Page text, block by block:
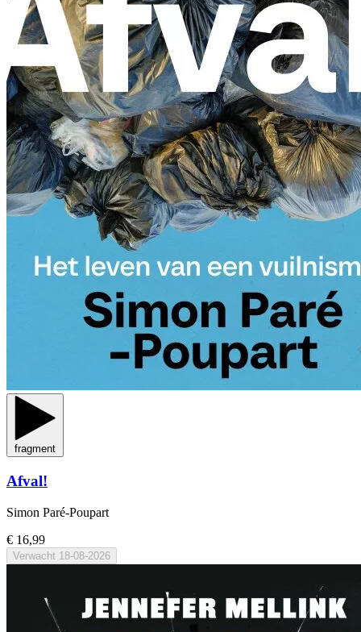
fragment
Afval!
Simon Paré-Poupart
€ 16,99
Verwacht 18-08-2026